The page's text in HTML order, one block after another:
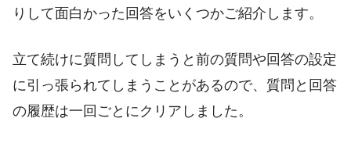
りして面白かった回答をいくつかご紹介します。
立て続けに質問してしまうと前の質問や回答の設定
に引っ張られてしまうことがあるので、質問と回答
の履歴は一回ごとにクリアしました。